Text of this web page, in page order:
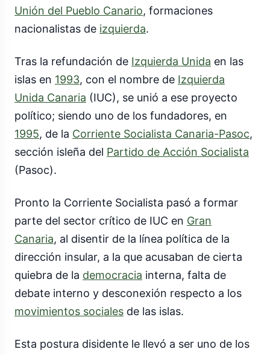
Unión del Pueblo Canario, formaciones
nacionalistas de izquierda.
Tras la refundación de Izquierda Unida en las
islas en 1993, con el nombre de Izquierda
Unida Canaria (IUC), se unió a ese proyecto
político; siendo uno de los fundadores, en
1995, de la Corriente Socialista Canaria-Pasoc,
sección isleña del Partido de Acción Socialista
(Pasoc).
Pronto la Corriente Socialista pasó a formar
parte del sector crítico de IUC en Gran
Canaria, al disentir de la línea política de la
dirección insular, a la que acusaban de cierta
quiebra de la democracia interna, falta de
debate interno y desconexión respecto a los
movimientos sociales de las islas.
Esta postura disidente le llevó a ser uno de los